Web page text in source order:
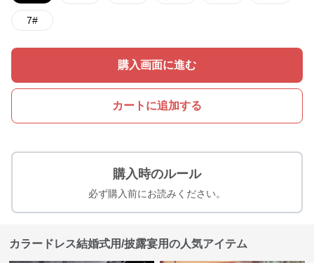
7#
購入画面に進む
カートに追加する
購入時のルール
必ず購入前にお読みください。
カラードレス結婚式用/披露宴用の人気アイテム